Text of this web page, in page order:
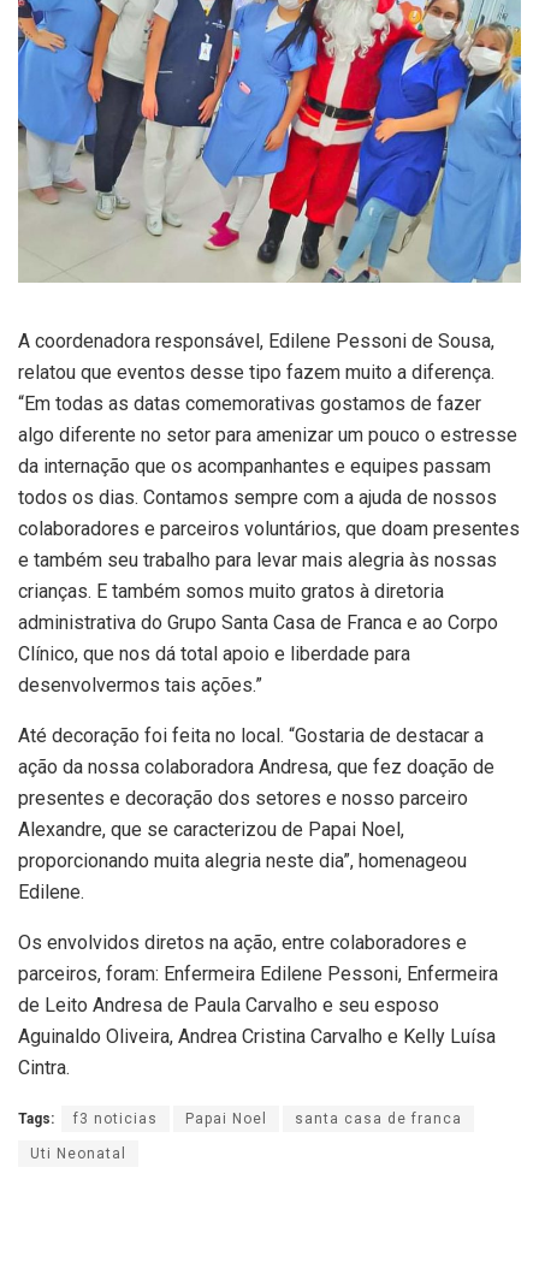
A coordenadora responsável, Edilene Pessoni de Sousa,
relatou que eventos desse tipo fazem muito a diferença.
“Em todas as datas comemorativas gostamos de fazer
algo diferente no setor para amenizar um pouco o estresse
da internação que os acompanhantes e equipes passam
todos os dias. Contamos sempre com a ajuda de nossos
colaboradores e parceiros voluntários, que doam presentes
e também seu trabalho para levar mais alegria às nossas
crianças. E também somos muito gratos à diretoria
administrativa do Grupo Santa Casa de Franca e ao Corpo
Clínico, que nos dá total apoio e liberdade para
desenvolvermos tais ações.”
Até decoração foi feita no local. “Gostaria de destacar a
ação da nossa colaboradora Andresa, que fez doação de
presentes e decoração dos setores e nosso parceiro
Alexandre, que se caracterizou de Papai Noel,
proporcionando muita alegria neste dia”, homenageou
Edilene.
Os envolvidos diretos na ação, entre colaboradores e
parceiros, foram: Enfermeira Edilene Pessoni, Enfermeira
de Leito Andresa de Paula Carvalho e seu esposo
Aguinaldo Oliveira, Andrea Cristina Carvalho e Kelly Luísa
Cintra.
Tags: f3 noticias Papai Noel santa casa de franca
Uti Neonatal